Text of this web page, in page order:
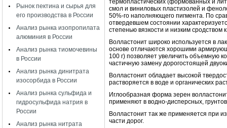
Рынок пектина и сырья для
его производства в России
Анализ рынка изопропилата
алюминия в России
Анализ рынка тиомочевины
в России
Анализ рынка динитрата
изосорбида в России
Анализ рынка сульфида и
гидросульфида натрия в
России
Анализ рынка нитрата
термопластических (формованных и
смол и виниловых пластизолей и
50%-го наполняющего пигмента. По
отвердевшем состоянии
степенью вязкости и низким сродством
Волластонит широко используется в
основе отличаются хорошими
100 г) позволяет увеличить объемную
частичную замену дорогостоящей
Волластонит обладает высокой
растворяется в воде и органических
Иглообразная форма зерен
применяют в водно-дисперсных,
Волластонит так же применяется при
части дорог.